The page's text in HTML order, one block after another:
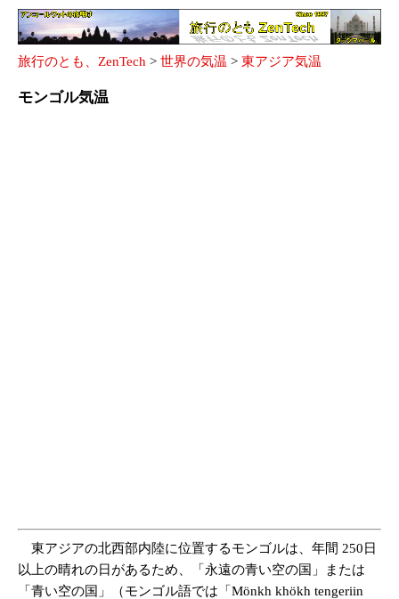
旅行のとも、ZenTech > 世界の気温 > 東アジア気温
モンゴル気温
東アジアの北西部内陸に位置するモンゴルは、年間 250日
以上の晴れの日があるため、「永遠の青い空の国」または
「青い空の国」（モンゴル語では「Mönkh khökh tengeriin